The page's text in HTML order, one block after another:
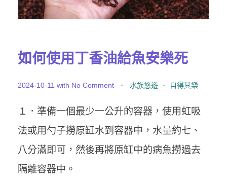
如何使用丁香油給魚安樂死
2024-10-11 with No Comment 水族悠遊 自得其樂
１．準備一個最少一公升的容器，使用虹吸
法或用勺子撈原缸水到容器中，水量約七、
八分滿即可，然後再將原缸中的病魚撈過去
隔離容器中。